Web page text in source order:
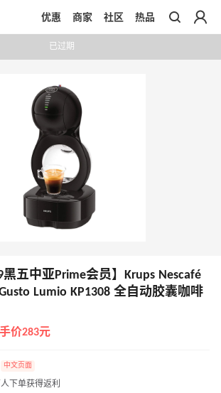
优惠 商家 社区 热品
已过期
五中亚Prime会员】Krups Nescafé
Lumio KP1308 全自动胶囊咖啡
价283元
中文页面
下单获得返利